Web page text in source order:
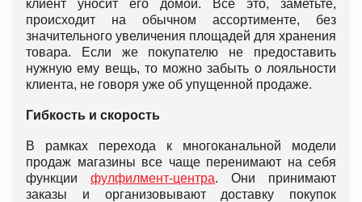
клиент уносит его домой. Все это, заметьте,
происходит на обычном ассортименте, без
значительного увеличения площадей для хранения
товара. Если же покупателю не предоставить
нужную ему вещь, то можно забыть о лояльности
клиента, не говоря уже об упущенной продаже.
Гибкость и скорость
В рамках перехода к многоканальной модели
продаж магазины все чаще перенимают на себя
функции фулфилмент-центра. Они принимают
заказы и организовывают доставку покупок